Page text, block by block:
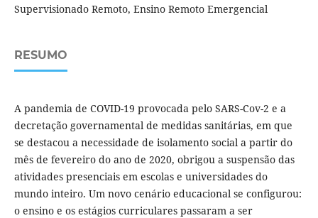
Supervisionado Remoto, Ensino Remoto Emergencial
RESUMO
A pandemia de COVID-19 provocada pelo SARS-Cov-2 e a
decretação governamental de medidas sanitárias, em que
se destacou a necessidade de isolamento social a partir do
mês de fevereiro do ano de 2020, obrigou a suspensão das
atividades presenciais em escolas e universidades do
mundo inteiro. Um novo cenário educacional se configurou:
o ensino e os estágios curriculares passaram a ser